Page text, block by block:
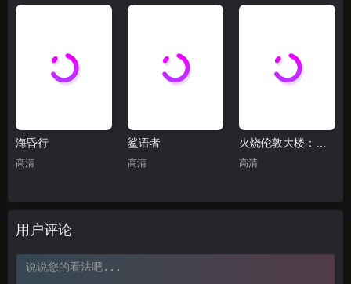
海昏行
高清
鲨语者
高清 高清
用户评论